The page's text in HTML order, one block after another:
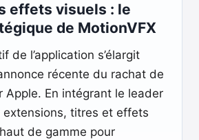
effets visuels : le
de MotionVFX
de l’application s’élargit
récente du rachat de
Apple. En intégrant le leader
extensions, titres et effets
de gamme pour